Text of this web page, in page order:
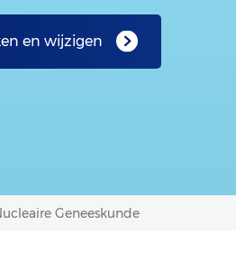
en wijzigen
Geneeskunde